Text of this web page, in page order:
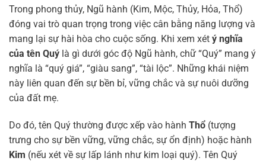
Trong phong thủy, Ngũ hành (Kim, Mộc, Thủy, Hỏa, Thổ)
đóng vai trò quan trọng trong việc cân bằng năng lượng và
mang lại sự hài hòa cho cuộc sống. Khi xem xét ý nghĩa
của tên Quý là gì dưới góc độ Ngũ hành, chữ “Quý” mang ý
nghĩa là “quý giá”, “giàu sang”, “tài lộc”. Những khái niệm
này liên quan đến sự bền bỉ, vững chắc và sự nuôi dưỡng
của đất mẹ.
Do đó, tên Quý thường được xếp vào hành Thổ (tượng
trưng cho sự bền vững, vững chắc, sự ổn định) hoặc hành
Kim (nếu xét về sự lấp lánh như kim loại quý). Tên Quý